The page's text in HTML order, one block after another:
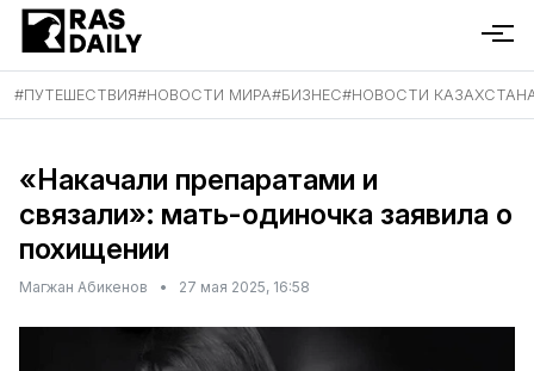
#ПУТЕШЕСТВИЯ#НОВОСТИ МИРА#БИЗНЕС#НОВОСТИ
«Накачали препаратами и
связали»: мать-одиночка заявила о
похищении
Магжан Абикенов • 27 мая 2025, 16:58